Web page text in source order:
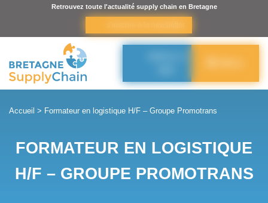
Retrouvez toute l'actualité supply chain en Bretagne
Accueil > Formateur en logistique H/F – Groupe Promotrans
FORMATEUR EN LOGISTIQUE
H/F – GROUPE PROMOTRANS
Panneau de gestion des cookies